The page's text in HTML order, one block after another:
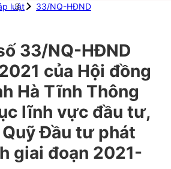
luật 33/NQ-HĐND
33/NQ-HĐND
của Hội đồng
Hà Tĩnh Thông
lĩnh vực đầu tư,
Đầu tư phát
giai đoạn 2021-